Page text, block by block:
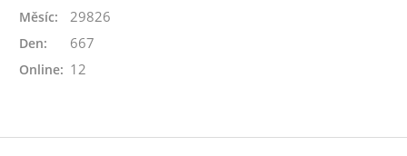
Online: 12
Měsíc: 29826
Den: 667